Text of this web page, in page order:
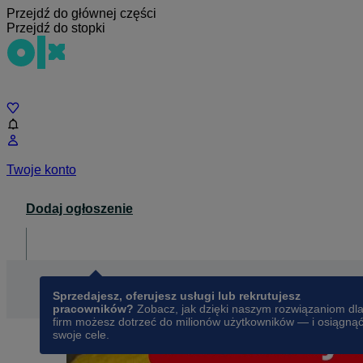
Przejdź do głównej części
Przejdź do stopki
Twoje konto
Dodaj ogłoszenie
Sprzedajesz, oferujesz usługi lub rekrutujesz
pracowników? Zobacz, jak dzięki naszym rozwiązaniom dla
firm możesz dotrzeć do milionów użytkowników — i osiągnąć
swoje cele.